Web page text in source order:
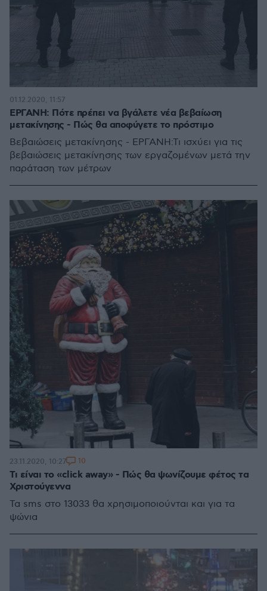
ΕΡΓΑΝΗ: Πότε πρέπει να βγάλετε νέα βεβαίωση
μετακίνησης - Πώς θα αποφύγετε το πρόστιμο
Βεβαιώσεις μετακίνησης - ΕΡΓΑΝΗ:Τι ισχύει για τις
βεβαιώσεις μετακίνησης των εργαζομένων μετά την
παράταση των μέτρων
01.12.2020, 11:57
Τι είναι το «click away» - Πώς θα ψωνίζουμε φέτος τα
Χριστούγεννα
Τα sms στο 13033 θα χρησιμοποιούνται και για τα
ψώνια
23.11.2020, 10:27 10